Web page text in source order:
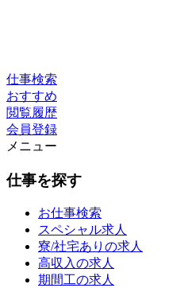
仕事検索
おすすめ
閲覧履歴
会員登録
メニュー
仕事を探す
お仕事検索
スペシャル求人
寮/社宅ありの求人
高収入の求人
期間工の求人